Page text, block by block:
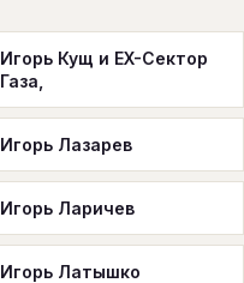
Игорь Кущ и EX-Сектор
Газа,
Игорь Лазарев
Игорь Ларичев
Игорь Латышко